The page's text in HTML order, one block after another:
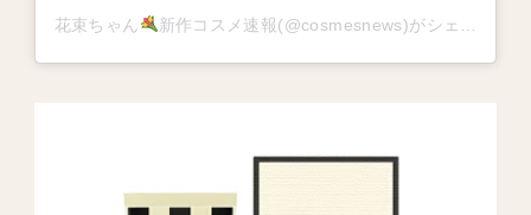
花束ちゃん 新作コスメ速報(@cosmesnews)がシェアした投稿